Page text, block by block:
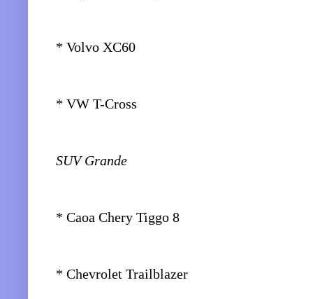
* Volvo XC60
* VW T-Cross
SUV Grande
* Caoa Chery Tiggo 8
* Chevrolet Trailblazer